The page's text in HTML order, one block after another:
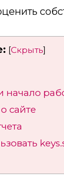
[Скрыть]
начало
сайте